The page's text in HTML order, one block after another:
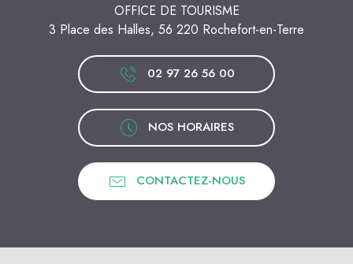
OFFICE DE TOURISME
3 Place des Halles, 56 220 Rochefort-en-Terre
02 97 26 56 00
NOS HORAIRES
CONTACTEZ-NOUS